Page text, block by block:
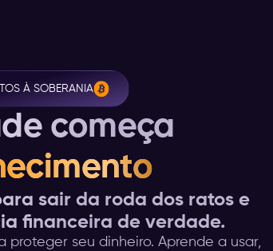
À SOBERANIA
começa
sair da roda dos ratos e
financeira de verdade.
seu dinheiro. Aprende a usar,